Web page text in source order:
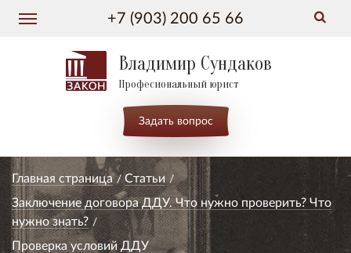
+7 (903) 200 65 66
Владимир Сундаков
Професиональный юрист
Задать вопрос
Главная страница
Статьи
Заключение договора ДДУ. Что нужно проверить? Что
нужно знать?
Проверка условий ДДУ